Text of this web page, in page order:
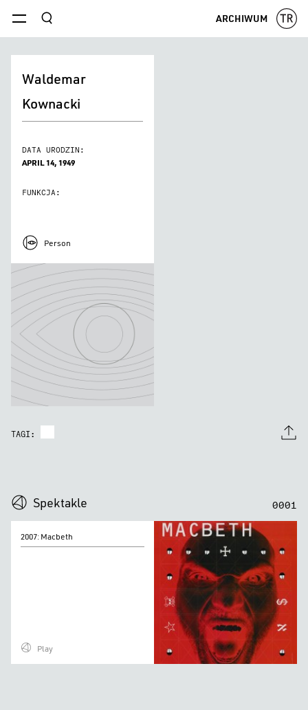
menu szukaj ARCHIWUM
Waldemar
Kownacki
DATA URODZIN:
APRIL 14, 1949
FUNKCJA:
Person
TAGI:
Spektakle
0001
Macbeth
2007: Macbeth
Play